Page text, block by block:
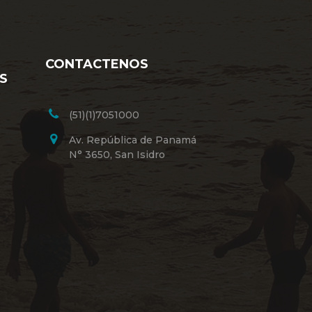
CONTACTENOS
(51)(1)7051000
Av. República de Panamá
N° 3650, San Isidro